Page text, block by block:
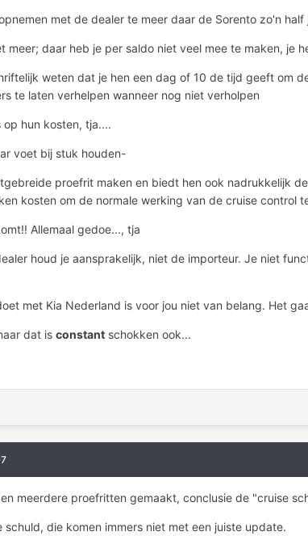
met de dealer te meer daar de Sorento zo'n
meer; daar heb je per saldo niet veel mee te maken, je
weten dat je hen een dag of 10 de tijd geeft om
te laten verhelpen wanneer nog niet verholpen
hun kosten, tja....
voet bij stuk houden-
proefrit maken en biedt hen ook nadrukkelijk
kosten om de normale werking van de cruise control
Allemaal gedoe..., tja
houd je aansprakelijk, niet de importeur. Je niet
met Kia Nederland is voor jou niet van belang. Het
dat is constantschokken ook...
meerdere proefritten gemaakt, conclusie de "cruise
die komen immers niet met een juiste update.